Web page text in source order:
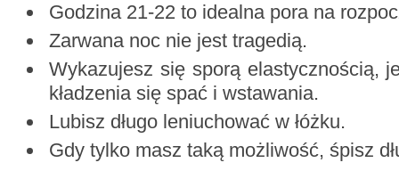
Godzina 21-22 to idealna pora na
Zarwana noc nie jest tragedią.
Wykazujesz się sporą elastycznością,
kładzenia się spać i wstawania.
Lubisz długo leniuchować w łóżku.
Gdy tylko masz taką możliwość, śpisz